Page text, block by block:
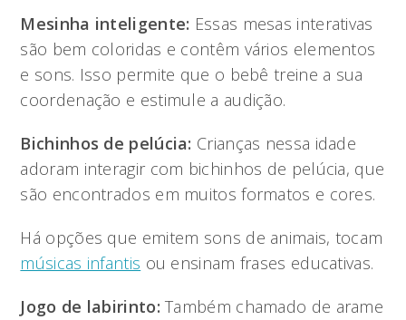
Mesinha inteligente: Essas mesas interativas
são bem coloridas e contêm vários elementos
e sons. Isso permite que o bebê treine a sua
coordenação e estimule a audição.
Bichinhos de pelúcia: Crianças nessa idade
adoram interagir com bichinhos de pelúcia, que
são encontrados em muitos formatos e cores.
Há opções que emitem sons de animais, tocam
músicas infantis ou ensinam frases educativas.
Jogo de labirinto:Também chamado de arame